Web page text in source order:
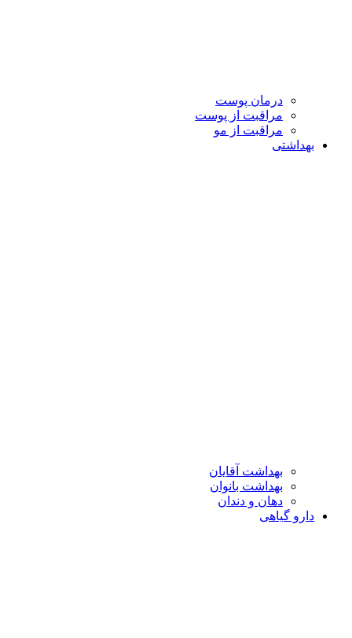
درمان پوست
مراقبت از پوست
مراقبت از مو
بهداشتی
بهداشت آقایان
بهداشت بانوان
دهان و دندان
دارو گیاهی